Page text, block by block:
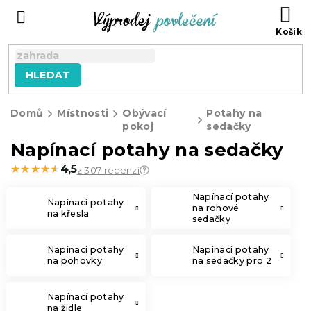
HLEDAT
Domů Místnosti
Obývací
pokoj
Potahy na
sedačky
Napínací potahy na sedačky
★★★★★
★★★★★ 4,5z 307 recenzí
Napínací potahy
na křesla
Napínací potahy
na rohové
sedačky
Napínací potahy
na pohovky
Napínací potahy
na sedačky pro 2
Napínací potahy
na židle